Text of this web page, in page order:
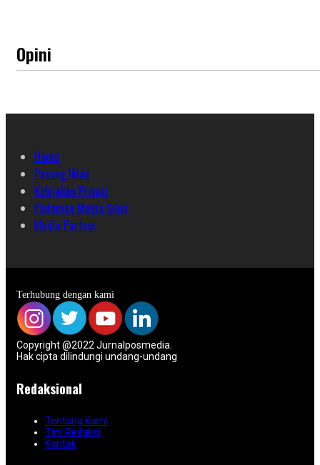
Opini
Home
Pasang Iklan
Kebijakan Privasi
Pedoman Media Siber
Media Partner
Terhubung dengan kami
Copyright @2022 Jurnalposmedia.
Hak cipta dilindungi undang-undang
Redaksional
Tentang Kami
Tim Redaksi
Kontak